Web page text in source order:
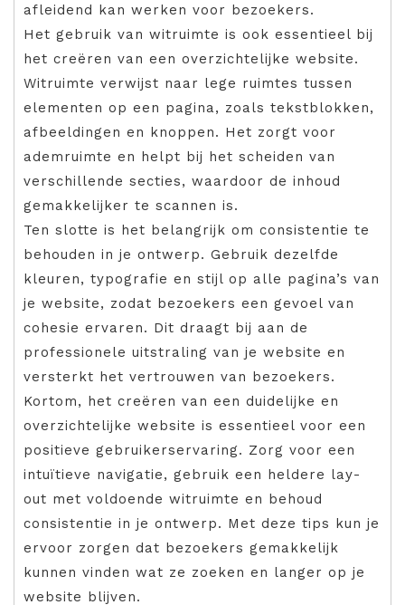
afleidend kan werken voor bezoekers.
Het gebruik van witruimte is ook essentieel bij
het creëren van een overzichtelijke website.
Witruimte verwijst naar lege ruimtes tussen
elementen op een pagina, zoals tekstblokken,
afbeeldingen en knoppen. Het zorgt voor
ademruimte en helpt bij het scheiden van
verschillende secties, waardoor de inhoud
gemakkelijker te scannen is.
Ten slotte is het belangrijk om consistentie te
behouden in je ontwerp. Gebruik dezelfde
kleuren, typografie en stijl op alle pagina’s van
je website, zodat bezoekers een gevoel van
cohesie ervaren. Dit draagt bij aan de
professionele uitstraling van je website en
versterkt het vertrouwen van bezoekers.
Kortom, het creëren van een duidelijke en
overzichtelijke website is essentieel voor een
positieve gebruikerservaring. Zorg voor een
intuïtieve navigatie, gebruik een heldere lay-
out met voldoende witruimte en behoud
consistentie in je ontwerp. Met deze tips kun je
ervoor zorgen dat bezoekers gemakkelijk
kunnen vinden wat ze zoeken en langer op je
website blijven.